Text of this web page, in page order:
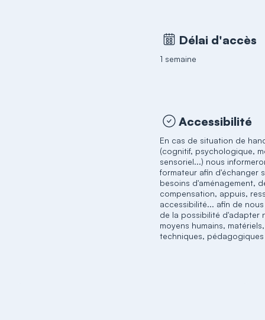
Délai d'accès
1 semaine
Accessibilité
En cas de situation de
(cognitif, psychologique,
sensoriel...) nous
formateur afin d'échanger
besoins d'aménagement,
compensation, appuis,
accessibilité... afin de
de la possibilité d'adapter
moyens humains, matériels,
techniques, pédagogiques